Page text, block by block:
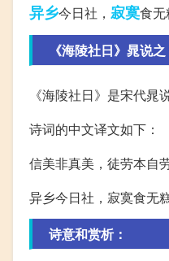
异乡今日社， 寂寞食无
《海陵社日》晁说
《海陵社日》是宋代
诗词的中文译文如下：
信美非真美，徒劳本自劳
异乡今日社，寂寞食无糕
诗意和赏析：